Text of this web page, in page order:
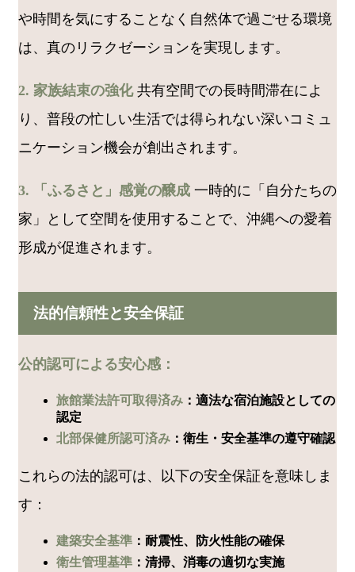
や時間を気にすることなく自然体で過ごせる環境
は、真のリラクゼーションを実現します。
2. 家族結束の強化共有空間での長時間滞在によ
り、普段の忙しい生活では得られない深いコミュ
ニケーション機会が創出されます。
3. 「ふるさと」感覚の醸成 一時的に「自分たちの
家」として空間を使用することで、沖縄への愛着
形成が促進されます。
法的信頼性と安全保証
公的認可による安心感：
旅館業法許可取得済み ：適法な宿泊施設としての
認定
北部保健所認可済み ：衛生・安全基準の遵守確認
これらの法的認可は、以下の安全保証を意味しま
す：
建築安全基準 ：耐震性、防火性能の確保
衛生管理基準 ：清掃、消毒の適切な実施